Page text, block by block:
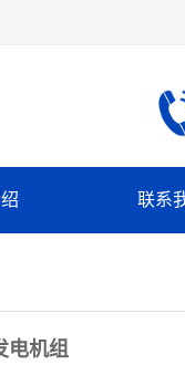
联系
电机组